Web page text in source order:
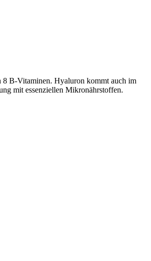
8 B-Vitaminen. Hyaluron kommt auch im
mit essenziellen Mikronährstoffen.